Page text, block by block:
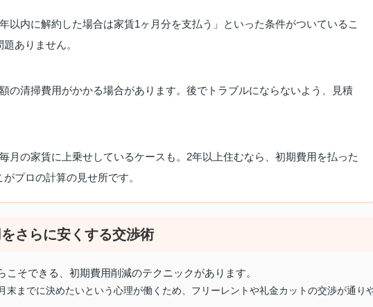
以内に解約した場合は家賃1ヶ月分を支払う」といった条件がついているこ
ありません。
の清掃費用がかかる場合があります。後でトラブルにならないよう、見積
月の家賃に上乗せしているケースも。2年以上住むなら、初期費用を払った
プロの計算の見せ所です。
さらに安くする交渉術
そできる、初期費用削減のテクニックがあります。
末までに決めたいという心理が働くため、フリーレントや礼金カットの交渉が通り